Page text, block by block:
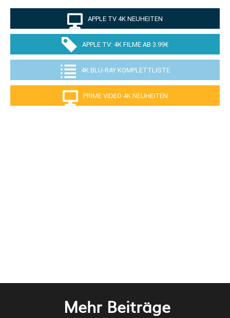
APPLE TV 4K NEUHEITEN
APPLE TV: 4K FILME AB 3.99€
4K BLU-RAY KOMPLETTLISTE
PRIME VIDEO 4K NEUHEITEN
Mehr Beiträge